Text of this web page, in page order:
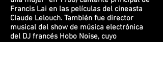
Francis Lai en las películas del cineasta
Claude Lelouch. También fue director
musical del show de música electrónica
del DJ francés Hobo Noise, cuyo